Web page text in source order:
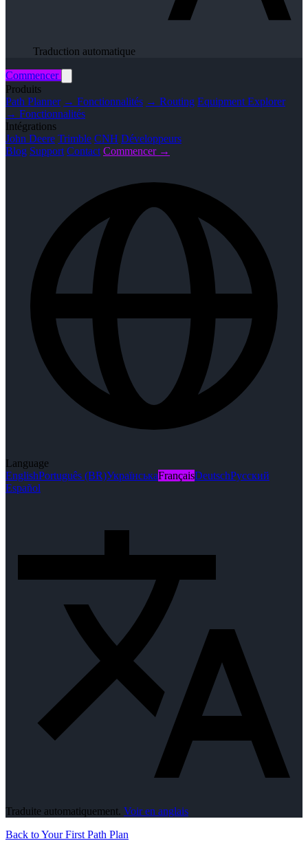
Traduction automatique
Commencer
Produits
Path Planner → Fonctionnalités → Routing Equipment Explorer
→ Fonctionnalités
Intégrations
John Deere Trimble CNH Développeurs
Blog Support Contact Commencer →
Language
EnglishPortuguês (BR)УкраїнськаFrançaisDeutschРусский
Español
Traduite automatiquement. Voir en anglais
Back to Your First Path Plan